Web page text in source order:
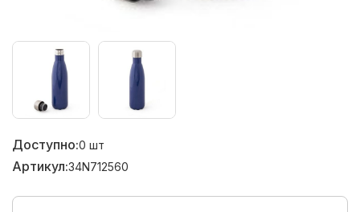
Доступно:0 шт
Артикул:34N712560